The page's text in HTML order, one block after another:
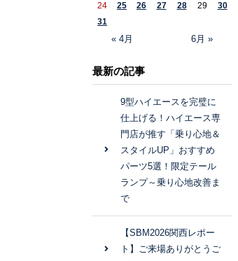
« 4月 6月 »
24
25 26 27 28 29
30
31
最新の記事
9型ハイエースを完璧に
仕上げる！ハイエース専
門店が推す「乗り心地＆
スタイルUP」おすすめ
パーツ5選！限定テール
ランプ～乗り心地改善ま
で
【SBM2026関西レポー
ト】ご来場ありがとうご